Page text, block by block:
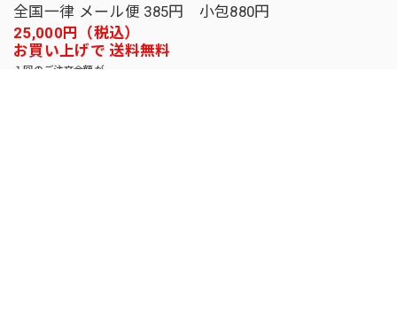
全国一律 メール便 385円 小包880円
25,000円（税込）
お買い上げで 送料無料
１回のご注文金額が